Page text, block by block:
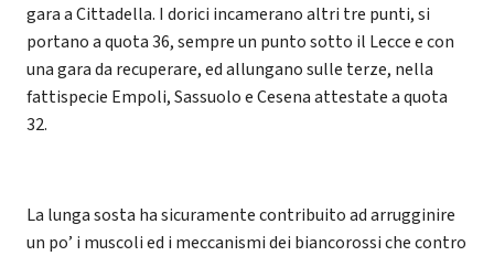
gara a Cittadella. I dorici incamerano altri tre punti, si
portano a quota 36, sempre un punto sotto il Lecce e con
una gara da recuperare, ed allungano sulle terze, nella
fattispecie Empoli, Sassuolo e Cesena attestate a quota
32.
La lunga sosta ha sicuramente contribuito ad arrugginire
un po’ i muscoli ed i meccanismi dei biancorossi che contro